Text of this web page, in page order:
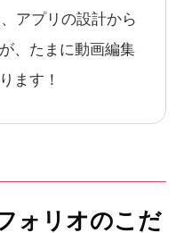
アプリの設計から
、たまに動画編集
ます！
ォリオのこだ